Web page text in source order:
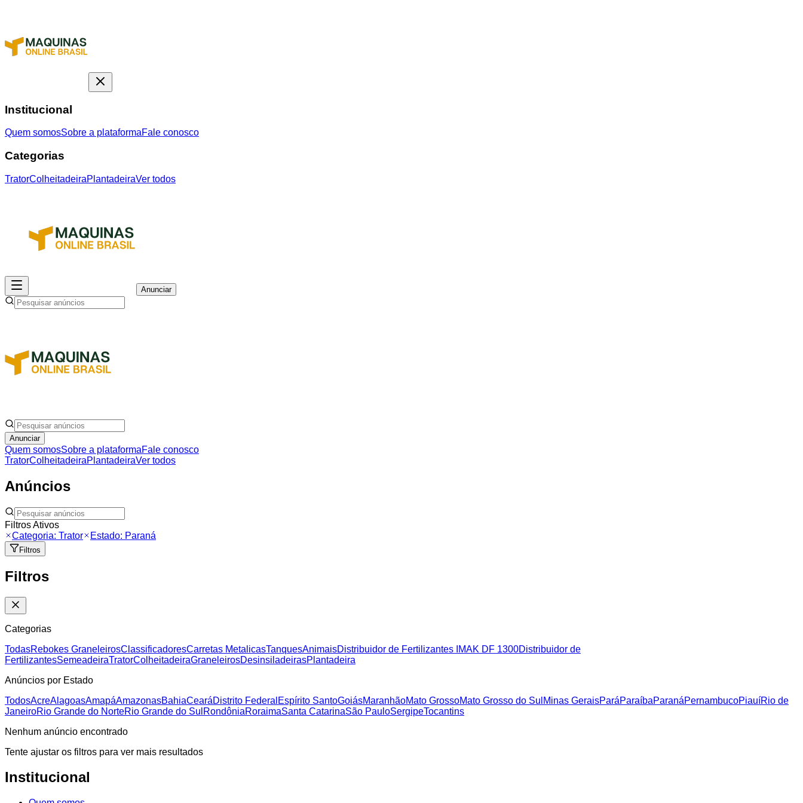
Institucional
Quem somosSobre a plataformaFale conosco
Categorias
TratorColheitadeiraPlantadeiraVer todos
Anunciar
Anunciar
Quem somosSobre a plataformaFale conosco
TratorColheitadeiraPlantadeiraVer todos
Anúncios
Filtros Ativos
Categoria: Trator Estado: Paraná
Filtros
Filtros
Categorias
TodasRebokes GraneleirosClassificadoresCarretas MetalicasTanquesAnimaisDistribuidor de Fertilizantes IMAK DF 1300Distribuidor de
FertilizantesSemeadeiraTratorColheitadeiraGraneleirosDesinsiladeirasPlantadeira
Anúncios por Estado
TodosAcreAlagoasAmapáAmazonasBahiaCearáDistrito Federal Espírito SantoGoiásMaranhãoMato GrossoMato Grosso do Sul Minas GeraisParáParaíbaParanáPernambucoPiauíRio de
JaneiroRio Grande do NorteRio Grande do Sul RondôniaRoraimaSanta CatarinaSão PauloSergipeTocantins
Nenhum anúncio encontrado
Tente ajustar os filtros para ver mais resultados
Institucional